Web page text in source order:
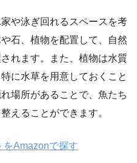
や泳ぎ回れるスペースを考
石、植物を配置して、自然
れます。また、植物は水質
に水草を用意しておくこと
場所があることで、魚たち
えることができます。
をAmazonで探す